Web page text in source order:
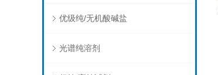
优级纯/无机酸碱盐
光谱纯溶剂